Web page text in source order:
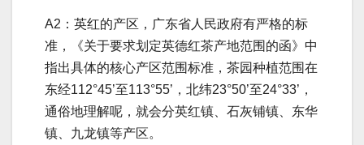
A2：英红的产区，广东省人民政府有严格的标
准，《关于要求划定英德红茶产地范围的函》中
指出具体的核心产区范围标准，茶园种植范围在
东经112°45’至113°55’，北纬23°50’至24°33’，
通俗地理解呢，就会分英红镇、石灰铺镇、东华
镇、九龙镇等产区。